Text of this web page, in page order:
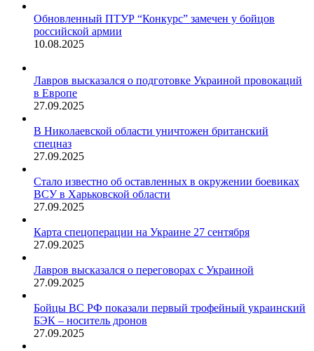
Обновленный ПТУР “Конкурс” замечен у бойцов
российской армии
10.08.2025
Лавров высказался о подготовке Украиной провокаций
в Европе
27.09.2025
В Николаевской области уничтожен британский
спецназ
27.09.2025
Стало известно об оставленных в окружении боевиках
ВСУ в Харьковской области
27.09.2025
Карта спецоперации на Украине 27 сентября
27.09.2025
Лавров высказался о переговорах с Украиной
27.09.2025
Бойцы ВС РФ показали первый трофейный украинский
БЭК – носитель дронов
27.09.2025